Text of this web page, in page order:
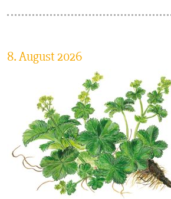
8. August 2026